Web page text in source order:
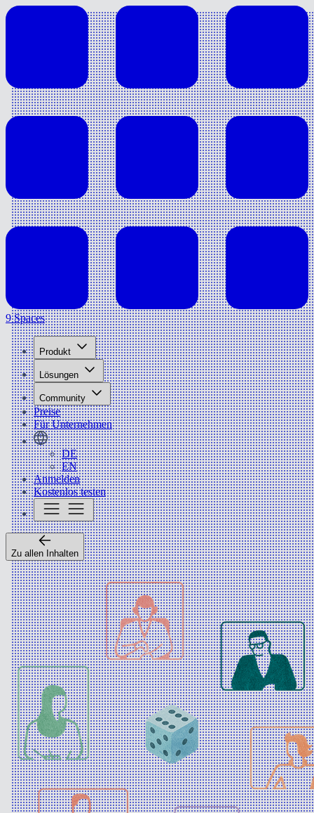
9 Spaces
Produkt
Lösungen
Community
Preise
Für Unternehmen
DE
EN
Anmelden
Kostenlos testen
Zu allen Inhalten